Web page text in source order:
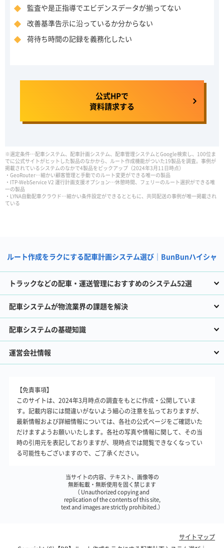
監査や是正指導でエビデンスデータが揃ってない
改善基準告示に沿っているか分からない
荷待ち時間の記録を義務化したい
公式HPで
資料請求する
※選定条件…配車システム、配車計画システム、配車管理システムとGoogle検索し、100位ま
でに公式サイトがヒットした製品のなかから、ルート作成機能がついた19製品を調査。事例が
掲載されているシステムのなかで4製品をピックアップ（2024年3月11日時点）
・GeoRouter…細かい顧客管理と手動でのルート変更ができる唯一の製品
・ITP-WebService V2 運行計画支援オプション…休憩時間、フェリーのルート選択ができる唯
一の製品
・LYNA自動配車クラウド…細かい条件設定ができるとともに、共同配送の事例が唯一掲載され
ている
ルート作成をラクにする配車計画システム選び｜BunBunハイシャ
トラックなどの配車・運送管理におすすめのシステム52選
配車システムが物流業界の課題を解決
配車システムの基礎知識
運営会社情報
【免責事項】
このサイトは、2024年3月時点の調査をもとに作成・公開していま
す。記載内容には間違いがないよう細心の注意を払っておりますが、
最新情報および詳細情報については、各社の公式ページをご確認いた
だけますようお願いいたします。各社の写真や情報に関して、その当
時の引用元を表記しておりますが、現時点では閲覧できなくなってい
る可能性もございますので、ご了承ください。
当サイトの内容、テキスト、画像等の
無断転載・無断使用を固く禁じます
（ Unauthorized copying and
replication of the contents of this site,
text and images are strictly prohibited.）
サイトマップ